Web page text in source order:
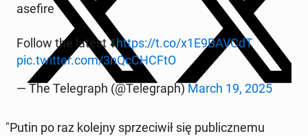
ase­fi­re
Follow the latest ⬇️https://t.co/x1E9BAVCdT
pic.twitter.com/3nQc­CHC­FtO
— The Te­le­graph (@Te­le­graph) March 19, 2025
"Putin po raz kolejny sprze­ci­wił się pu­blicz­ne­mu